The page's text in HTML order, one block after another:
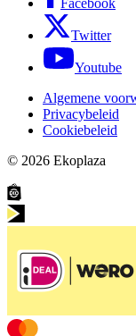
Facebook
Twitter
Youtube
Algemene
Privacybeleid
Cookiebeleid
© 2026 Ekoplaza